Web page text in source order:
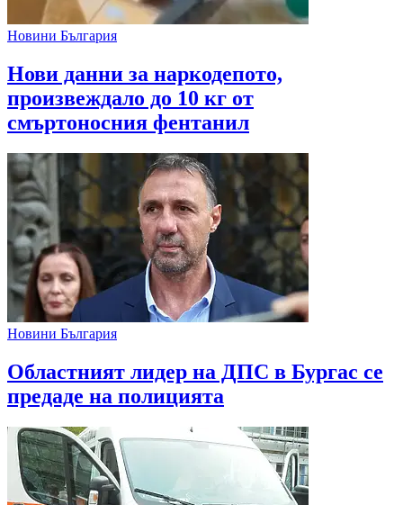
Новини България
Нови данни за наркодепото,
произвеждало до 10 кг от
смъртоносния фентанил
Новини България
Областният лидер на ДПС в Бургас се
предаде на полицията